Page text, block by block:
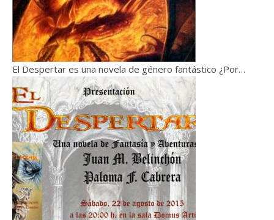
El Despertar es una novela de género fantástico ¿Por…